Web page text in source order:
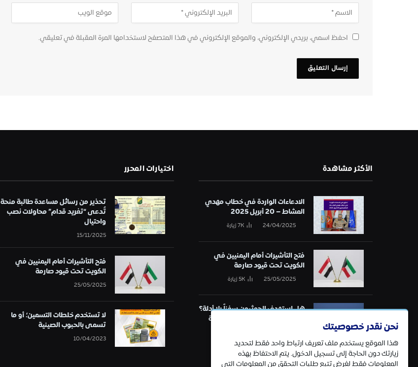
احفظ اسمي، بريدي الإلكتروني، والموقع الإلكتروني في هذا المتصفح لاستخدامها المرة المقبلة في تعليقي.
الأكثر مشاهدة
الادعاءات الواردة في خطاب مهدي
المشاط – 20 أبريل 2025
24/04/2025
7Kزيارة
فتح التأشيرات أمام اليمنيين في
الكويت تحت قيود صارمة
25/05/2025
5Kزيارة
هل استهدف الحوثيون سفناً بلا أدلة؟
تحقيق في قائمة الهجمات البحرية
اختيارات المحرر
تحذير من رسائل مساعدة طالبة منحة
تُدعى “تغريد قدام” محاولات نصب
واحتيال
15/11/2025
فتح التأشيرات أمام اليمنيين في
الكويت تحت قيود صارمة
25/05/2025
لا تستخدم خلطات التسمين؛ أو ما
تسمى بالحبوب الصينية
10/04/2023
نحن نقدر خصوصيتك
هذا الموقع يستخدم ملف تعريف ارتباط واحد فقط لتحديد
زيارتك دون الحاجة إلى تسجيل الدخول. يتم الاحتفاظ بهذه
المعلومات فقط لغرض تتبع طلبات التحقق من المعلومات التي